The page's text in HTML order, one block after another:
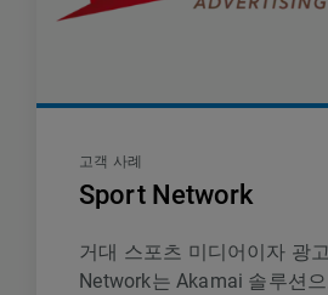
고객 사례
Sport Network
거대 스포츠 미디어이자 광
Network는 Akamai 솔루션